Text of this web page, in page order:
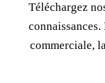
Téléchargez
commerciale,